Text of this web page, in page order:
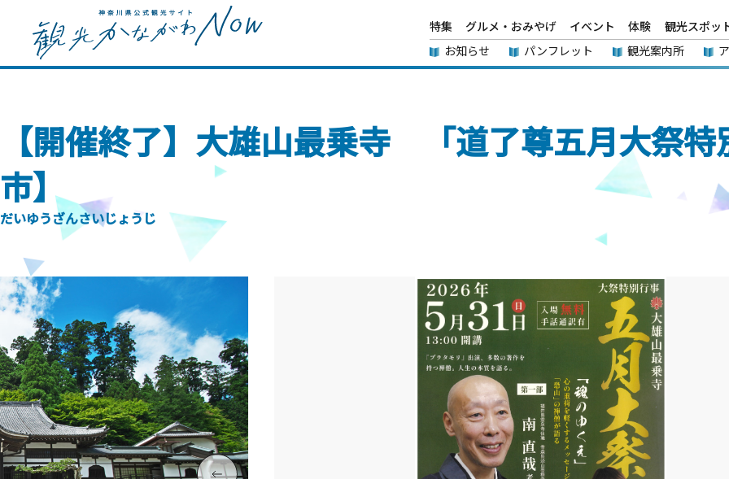
特集 グルメ・おみやげ イベント 体験
観光スポッ
お知らせ
パンフレット 観光案内所
【開催終了】大雄山最乗寺 「道了尊五月大祭
市】
だいゆうざんさいじょうじ